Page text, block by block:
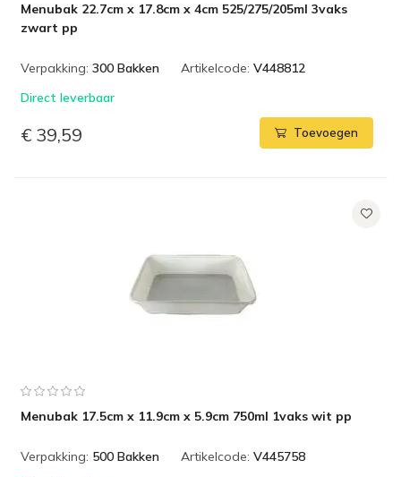
Menubak 22.7cm x 17.8cm x 4cm 525/275/205ml 3vaks
zwart pp
Verpakking: 300 Bakken Artikelcode: V448812
Direct leverbaar
€ 39,59 Toevoegen
Menubak 17.5cm x 11.9cm x 5.9cm 750ml 1vaks wit pp
Verpakking: 500 Bakken Artikelcode: V445758